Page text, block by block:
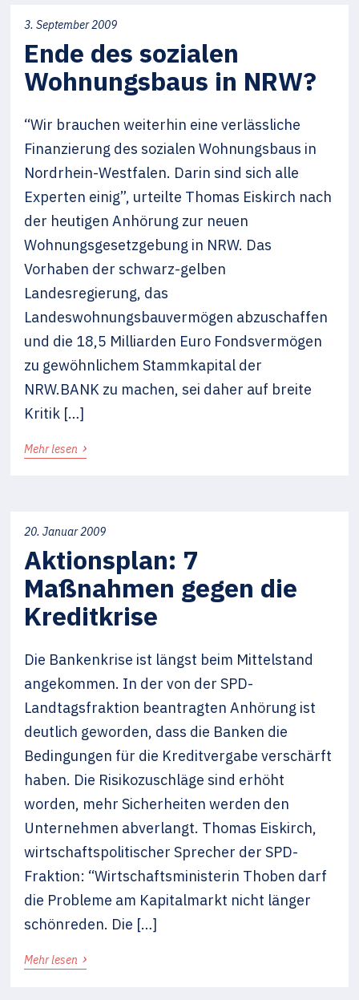
3. September 2009
Ende des sozialen
Wohnungsbaus in NRW?
“Wir brauchen weiterhin eine verlässliche
Finanzierung des sozialen Wohnungsbaus in
Nordrhein-Westfalen. Darin sind sich alle
Experten einig”, urteilte Thomas Eiskirch nach
der heutigen Anhörung zur neuen
Wohnungsgesetzgebung in NRW. Das
Vorhaben der schwarz-gelben
Landesregierung, das
Landeswohnungsbauvermögen abzuschaffen
und die 18,5 Milliarden Euro Fondsvermögen
zu gewöhnlichem Stammkapital der
NRW.BANK zu machen, sei daher auf breite
Kritik […]
Mehr lesen ›
20. Januar 2009
Aktionsplan: 7
Maßnahmen gegen die
Kreditkrise
Die Bankenkrise ist längst beim Mittelstand
angekommen. In der von der SPD-
Landtagsfraktion beantragten Anhörung ist
deutlich geworden, dass die Banken die
Bedingungen für die Kreditvergabe verschärft
haben. Die Risikozuschläge sind erhöht
worden, mehr Sicherheiten werden den
Unternehmen abverlangt. Thomas Eiskirch,
wirtschaftspolitischer Sprecher der SPD-
Fraktion: “Wirtschaftsministerin Thoben darf
die Probleme am Kapitalmarkt nicht länger
schönreden. Die […]
Mehr lesen ›